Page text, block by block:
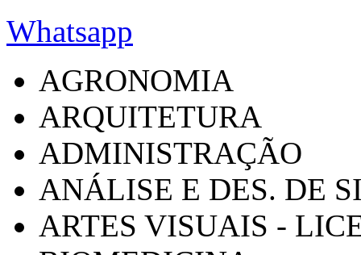
Whatsapp
AGRONOMIA
ARQUITETURA
ADMINISTRAÇÃO
ANÁLISE E DES. DE
ARTES VISUAIS -